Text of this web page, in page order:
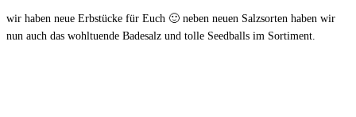
wir haben neue Erbstücke für Euch 🙂 neben neuen Salzsorten haben wir
nun auch das wohltuende Badesalz und tolle Seedballs im Sortiment.